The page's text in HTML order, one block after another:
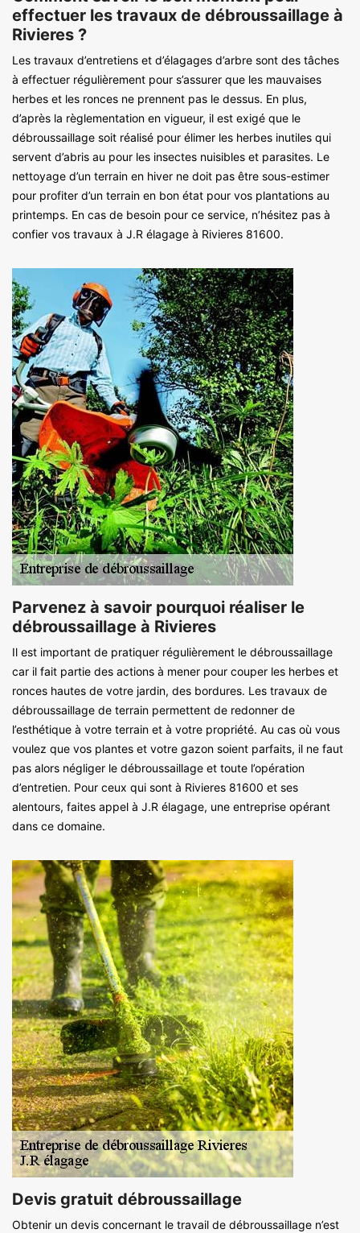
effectuer les travaux de débroussaillage à
Rivieres ?
Les travaux d’entretiens et d’élagages d’arbre sont des tâches
à effectuer régulièrement pour s’assurer que les mauvaises
herbes et les ronces ne prennent pas le dessus. En plus,
d’après la règlementation en vigueur, il est exigé que le
débroussaillage soit réalisé pour élimer les herbes inutiles qui
servent d’abris au pour les insectes nuisibles et parasites. Le
nettoyage d’un terrain en hiver ne doit pas être sous-estimer
pour profiter d’un terrain en bon état pour vos plantations au
printemps. En cas de besoin pour ce service, n’hésitez pas à
confier vos travaux à J.R élagage à Rivieres 81600.
Parvenez à savoir pourquoi réaliser le
débroussaillage à Rivieres
Il est important de pratiquer régulièrement le débroussaillage
car il fait partie des actions à mener pour couper les herbes et
ronces hautes de votre jardin, des bordures. Les travaux de
débroussaillage de terrain permettent de redonner de
l’esthétique à votre terrain et à votre propriété. Au cas où vous
voulez que vos plantes et votre gazon soient parfaits, il ne faut
pas alors négliger le débroussaillage et toute l’opération
d’entretien. Pour ceux qui sont à Rivieres 81600 et ses
alentours, faites appel à J.R élagage, une entreprise opérant
dans ce domaine.
Devis gratuit débroussaillage
Obtenir un devis concernant le travail de débroussaillage n’est